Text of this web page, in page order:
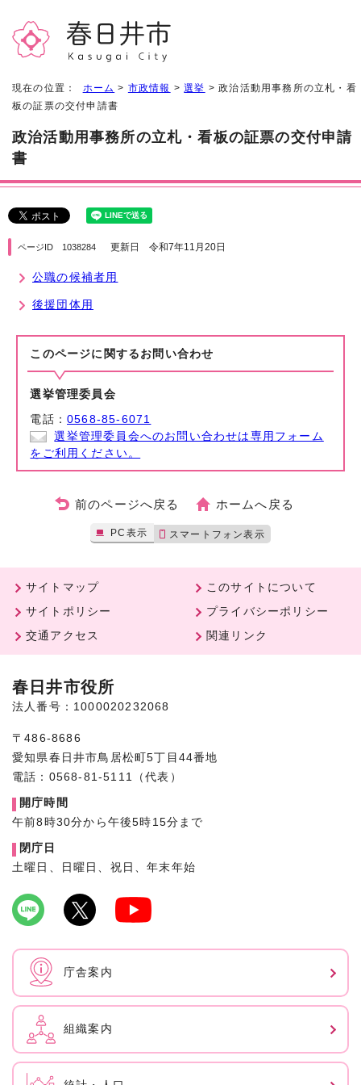
現在の位置： ホーム > 市政情報 >選挙 > 政治活動用事務所の立札・看
板の証票の交付申請書
政治活動用事務所の立札・看板の証票の交付申請
書
ページID 1038284 更新日 令和7年11月20日
公職の候補者用
後援団体用
このページに関する お問い合わせ
選挙管理委員会
電話：0568-85-6071
選挙管理委員会へのお問い合わせは専用フォーム
をご利用ください。
前のページへ戻る ホームへ戻る
PC表示 スマートフォン表示
サイトマップ
このサイトについて
サイトポリシー
プライバシーポリシー
交通アクセス
関連リンク
春日井市役所
法人番号：1000020232068
〒486-8686
愛知県春日井市鳥居松町5丁目44番地
電話：0568-81-5111（代表）
開庁時間
午前8時30分から午後5時15分まで
閉庁日
土曜日、日曜日、祝日、年末年始
庁舎案内
組織案内